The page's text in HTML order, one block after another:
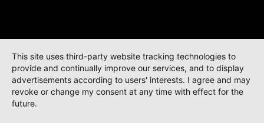
This site uses third-party website tracking technologies to
provide and continually improve our services, and to display
advertisements according to users' interests. I agree and may
revoke or change my consent at any time with effect for the
future.